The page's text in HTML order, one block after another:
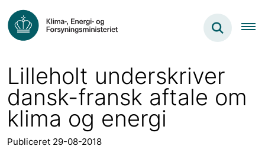
Lilleholt underskriver
dansk-fransk aftale om
klima og energi
Publiceret 29-08-2018